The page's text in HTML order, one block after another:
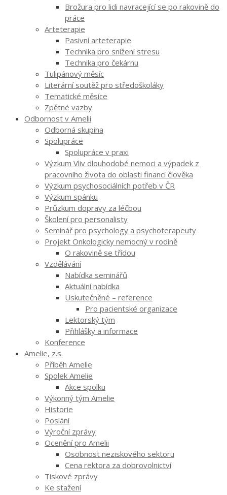
Brožura pro lidi navracející se po rakovině do
práce
Arteterapie
Pasivní arteterapie
Technika pro snížení stresu
Technika pro čekárnu
Tulipánový měsíc
Literární soutěž pro středoškoláky
Tematické měsíce
Zpětné vazby
Odbornost v Amelii
Odborná skupina
Spolupráce
Spolupráce v praxi
Výzkum Vliv dlouhodobé nemoci a výpadek z
pracovního života do oblasti financí člověka
Výzkum psychosociálních potřeb v ČR
Výzkum spánku
Průzkum dopravy za léčbou
Školení pro personalisty
Seminář pro psychology a psychoterapeuty
Projekt Onkologicky nemocný v rodině
O rakovině se třídou
Vzdělávání
Nabídka seminářů
Aktuální nabídka
Uskutečněné – reference
Pro pacientské organizace
Lektorský tým
Přihlášky a informace
Konference
Amelie, z.s.
Příběh Amelie
Spolek Amelie
Akce spolku
Výkonný tým Amelie
Historie
Poslání
Výroční zprávy
Ocenění pro Amelii
Osobnost neziskového sektoru
Cena rektora za dobrovolnictví
Tiskové zprávy
Ke stažení